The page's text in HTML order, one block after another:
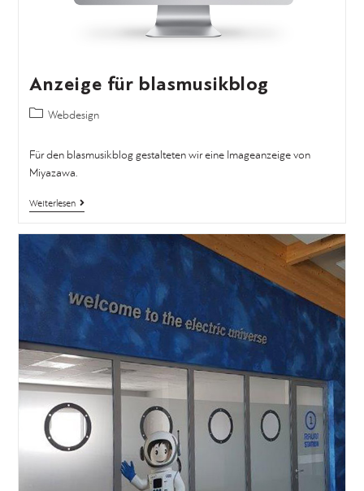
Anzeige für blasmusikblog
Webdesign
Für den blasmusikblog gestalteten wir eine Imageanzeige von
Miyazawa.
Weiterlesen